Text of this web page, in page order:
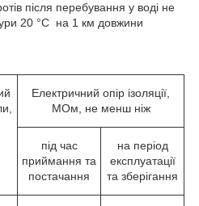
після перебування у воді не
20 °C на 1 км довжини
Електричний опір ізоляції,
МОм, не менш ніж
під час
приймання та
постачання
на період
експлуатації
та зберігання